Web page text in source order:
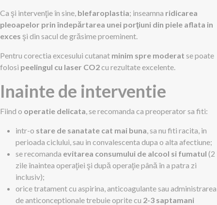
Ca şi intervenţie în sine, blefaroplastia; inseamna ridicarea
pleoapelor prin îndepărtarea unei porţiuni din piele aflata in
exces şi din sacul de grăsime proeminent.
Pentru corectia excesului cutanat minim spre moderat se poate
folosi peelingul cu laser CO2cu rezultate excelente.
Inainte de interventie
Fiind o operatie delicata, se recomanda ca preoperator sa fiti:
intr-o stare de sanatate cat mai buna, sa nu fiti racita, in
perioada ciclului, sau in convalescenta dupa o alta afectiune;
se recomanda evitarea consumului de alcool si fumatul (2
zile înaintea operaţiei şi după operaţie până în a patra zi
inclusiv);
orice tratament cu aspirina, anticoagulante sau administrarea
de anticonceptionale trebuie oprite cu 2-3 saptamani